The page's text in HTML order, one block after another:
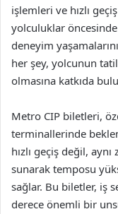
işlemleri ve hızlı
yolculuklar
deneyim
her şey, yolcunun
olmasına katkıda
Metro CIP biletleri,
terminallerinde
hızlı geçiş değil,
sunarak temposu
sağlar. Bu biletler, iş
derece önemli bir